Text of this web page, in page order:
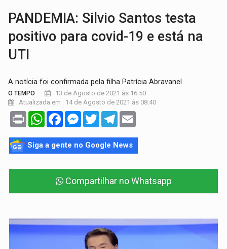
PANDEMIA: Silvio Santos testa
positivo para covid-19 e está na
UTI
A notícia foi confirmada pela filha Patrícia Abravanel
O TEMPO
13 de Agosto de 2021 às 16:50
Atualizada em : 14 de Agosto de 2021 às 08:40
Print WhatsAppFacebookMessenger
TwitterTelegram
Siga a gente no Google News
Compartilhar no Whatsapp